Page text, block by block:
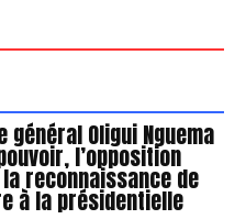
général Oligui Nguema
l’opposition
reconnaissance de
à la présidentielle